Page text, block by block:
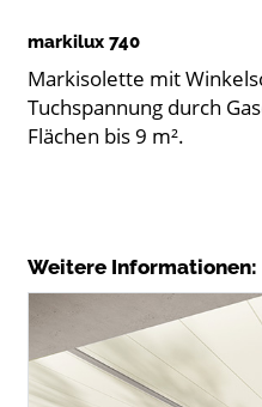
markilux 740
Markisolette mit
Tuchspannung durch
Flächen bis 9 m².
Weitere